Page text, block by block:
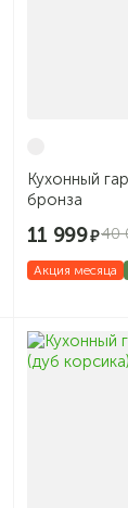
Кухонный
бронза
11 999 40
Акция месяца